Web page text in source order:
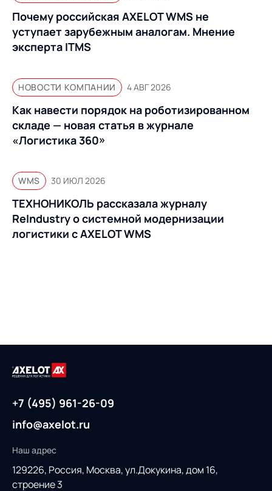
Почему российская AXELOT WMS не
уступает зарубежным аналогам. Мнение
эксперта ITMS
НОВОСТИ КОМПАНИИ 4 АВГ 2026
Как навести порядок на роботизированном
складе — новая статья в журнале
«Логистика 360»
WMS 30 ИЮЛ 2026
ТЕХНОНИКОЛЬ рассказала журналу
ReIndustry о системной модернизации
логистики с AXELOT WMS
+7 (495) 961-26-09
info@axelot.ru
Наш адрес
129226, Россия, Москва, ул.Докукина, дом 16,
строение 3